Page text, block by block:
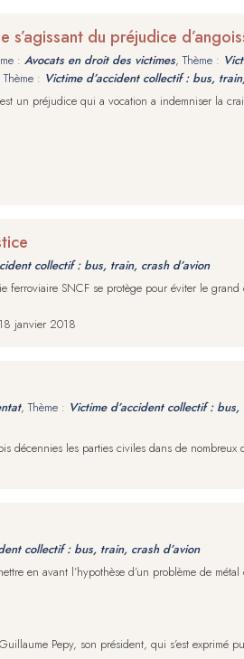
s’agissant du préjudice
: Avocats en droit des victimes, Thème :
: Victime d’accident collectif : bus,
un préjudice qui a vocation a indemniser la
collectif : bus, train, crash d’avion
SNCF se protège pour éviter le
janvier 2018
, Thème : Victime d’accident collectif :
décennies les parties civiles dans de nombreux
collectif : bus, train, crash d’avion
en avant l’hypothèse d’un problème de
Pepy, son président, qui s’est exprimé